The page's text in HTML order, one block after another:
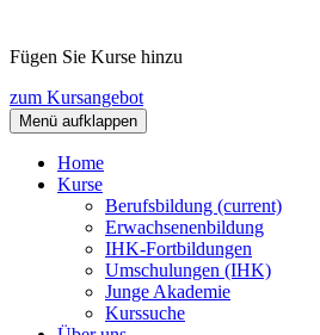
Fügen Sie Kurse hinzu
zum Kursangebot
Menü aufklappen
Home
Kurse
Berufsbildung (current)
Erwachsenenbildung
IHK-Fortbildungen
Umschulungen (IHK)
Junge Akademie
Kurssuche